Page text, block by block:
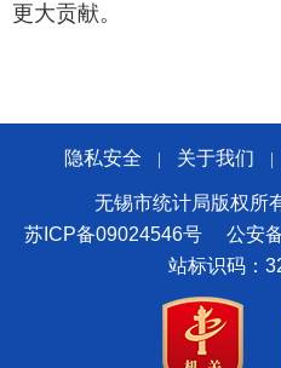
更大贡献。
隐私安全 关于我们
无锡市统计局版权所
苏ICP备09024546号
公安
站标识码：